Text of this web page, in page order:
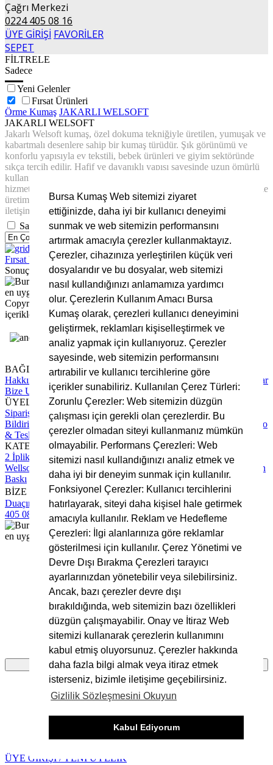
Bursa Kumaş Web sitemizi ziyaret
ettiğinizde, daha iyi bir kullanıcı deneyimi
sunmak ve web sitemizin performansını
artırmak amacıyla çerezler kullanmaktayız.
Çerezler, cihazınıza yerleştirilen küçük veri
dosyalarıdır ve bu dosyalar, web sitemizi
nasıl kullandığınızı anlamamıza yardımcı
olur. Çerezlerin Kullanım Amacı Bursa
Kumaş olarak, çerezleri kullanıcı deneyimini
geliştirmek, reklamları kişiselleştirmek ve
analiz yapmak için kullanıyoruz. Çerezler
sayesinde, web sitemizin performansını
artırabilir ve kullanıcı tercihlerine göre
içerikler sunabiliriz. Kullanılan Çerez Türleri:
Zorunlu Çerezler: Web sitemizin düzgün
çalışması için gerekli olan çerezlerdir. Bu
çerezler olmadan siteyi kullanmanız mümkün
olmayabilir. Performans Çerezleri: Web
sitemizi nasıl kullandığınızı analiz etmek ve
daha iyi bir deneyim sunmak için kullanılır.
Fonksiyonel Çerezler: Kullanıcı tercihlerini
hatırlayarak, siteyi daha kişisel hale getirmek
amacıyla kullanılır. Reklam ve Hedefleme
Çerezleri: İlgi alanlarınıza göre reklamlar
gösterilmesi için kullanılır. Çerez Yönetimi ve
Devre Dışı Bırakma Çerezleri tarayıcı
ayarlarınızdan yönetebilir veya silebilirsiniz.
Ancak, bazı çerezler devre dışı
bırakıldığında, web sitemizin bazı özellikleri
düzgün çalışmayabilir. Onay ve İtiraz Web
sitemizi kullanarak çerezlerin kullanımını
kabul etmiş oluyorsunuz. Çerezler hakkında
daha fazla bilgi almak veya itiraz etmek
isterseniz, bizimle iletişime geçebilirsiniz.
Gizlilik Sözleşmesini Okuyun
Kabul Ediyorum
Çağrı Merkezi
0224 405 08 16
ÜYE GİRİŞİ FAVORİLER
SEPET
FİLTRELE
Sadece
Yeni Gelenler
Fırsat Ürünleri
Örme Kumaş JAKARLI WELSOFT
JAKARLI WELSOFT
Jakarlı Welsoft kumaş, özel dokuma tekniğiyle üretilen, yumuşak ve
kabartmalı desenlere sahip bir kumaş türüdür. Şık görünümü ve
konforlu yapısıyla ev tekstili, bebek ürünleri ve giyim sektöründe
sıkça tercih edilir. Hafif ve dayanıklı yapısı sayesinde uzun ömürlü
kullanım sunar. Bursa Kumaş olarak toptan ve perakende satış
hizmeti veriyoruz. Özel siparişler, geniş renk ve desen seçenekleriyle
üretim yapıyoruz. Jakarlı Welsoft kumaş talepleriniz için bizimle
iletişime geçebilirsiniz.
Sadece Stoktaki Ürünleri Göster
Fırsat ÜrünleriFİLTRELERİ KALDIR
Sonuç Bulunamadı
Copyright © 2025 Bursa Kumaş, Tüm Hakları Saklıdır. Site
içerikleri ve görsellerin izinsiz kullanımı yasaktır.
BAĞLANTILAR
Hakkımızda
Sıkça Sorulan Sorular
Bize Ulaşın
ÜYELİK
Sipariş TakipHesap Numaralarımız Üyelik SözleşmesiÖdeme
Bildirimi Yapın
Mesafeli Satış Sözleşmesi
Kargo
& Teslimat Süreci
KATEGORİLER
2 İplik Kumaş3 İplik Kumaşİnterlok KumaşKadife Kumaş
Wellsoft Kumaş
Polar Kumaş
Rotasyon
Baskı
BİZE ULAŞIN
Duaçınar Mah 2. Belde Sokak No:4/1 No: 1 Yıldırım/Bursa0224
405 08 16
info@bursakumas.com.tr
Sepete Eklenemedi!
Bu ürünün seçenekleri bulunmaktadır.
Ürünün detay sayfasına giderek seçim yapmalısınız.
Tamam
Ürünü favorilere ekleyebilmeniz için üye girişi
yapmanız gerekmektedir.
ÜYE GİRİŞİ / YENİ ÜYELİK